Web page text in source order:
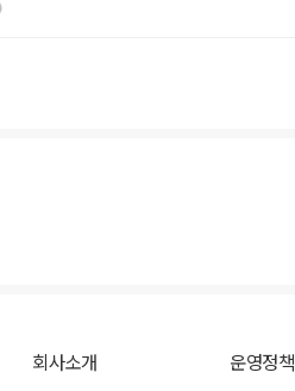
회사소개 운영정책